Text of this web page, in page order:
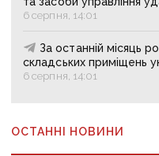
6 серпня, 14:01
За останній місяць
складських приміщень
6 серпня, 14:01
ОСТАННІ НОВИНИ